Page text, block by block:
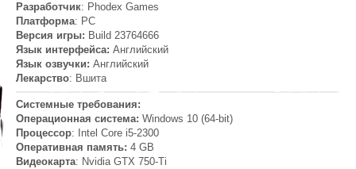
Разработчик: Phodex Games
Платформа: PC
Версия игры: Build 23764666
Язык интерфейса: Английский
Язык озвучки: Английский
Лекарство: Вшита
Системные требования:
Операционная система: Windows 10 (64-bit)
Процессор: Intel Core i5-2300
Оперативная память: 4 GB
Видеокарта: Nvidia GTX 750-Ti